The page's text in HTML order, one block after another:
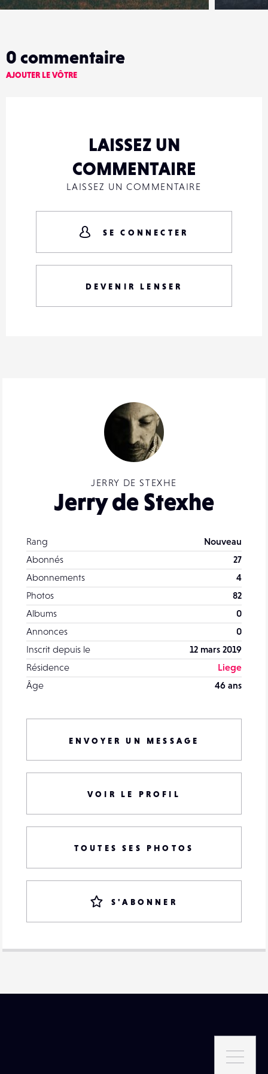
JERRY DE STEXHE
Jerry de Stexhe
Rang
Nouveau
Abonnés
27
Abonnements
4
Photos
82
Albums
0
Annonces
0
Inscrit depuis le
12 mars 2019
Résidence
Liege
Âge
46 ans
ENVOYER UN MESSAGE
VOIR LE PROFIL
TOUTES SES PHOTOS
S'ABONNER
0 commentaire
AJOUTER LE VÔTRE
LAISSEZ UN
COMMENTAIRE
LAISSEZ UN COMMENTAIRE
SE CONNECTER
DEVENIR LENSER